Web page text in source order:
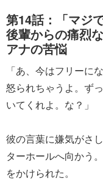
第14話：「マジ
後輩からの痛烈
アナの苦悩
「あ、今はフリーに
怒られちゃうよ。ず
いてくれよ。な？」
彼の言葉に嫌気がさ
ターホールへ向かう
をかけられた。